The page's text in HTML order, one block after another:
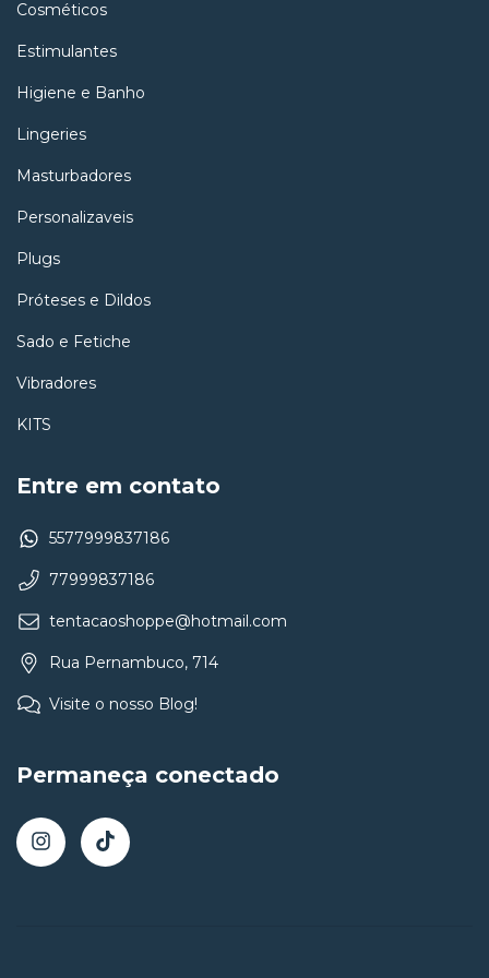
Cosméticos
Estimulantes
Higiene e Banho
Lingeries
Masturbadores
Personalizaveis
Plugs
Próteses e Dildos
Sado e Fetiche
Vibradores
KITS
Entre em contato
5577999837186
77999837186
tentacaoshoppe@hotmail.com
Rua Pernambuco, 714
Visite o nosso Blog!
Permaneça conectado